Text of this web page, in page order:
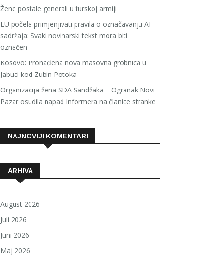
Žene postale generali u turskoj armiji
EU počela primjenjivati pravila o označavanju AI
sadržaja: Svaki novinarski tekst mora biti
označen
Kosovo: Pronađena nova masovna grobnica u
Jabuci kod Zubin Potoka
Organizacija žena SDA Sandžaka – Ogranak Novi
Pazar osudila napad Informera na članice stranke
NAJNOVIJI KOMENTARI
ARHIVA
August 2026
Juli 2026
Juni 2026
Maj 2026